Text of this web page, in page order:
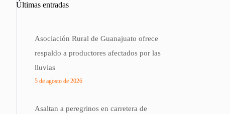
Últimas entradas
Asociación Rural de Guanajuato ofrece
respaldo a productores afectados por las
lluvias
5 de agosto de 2026
Asaltan a peregrinos en carretera de